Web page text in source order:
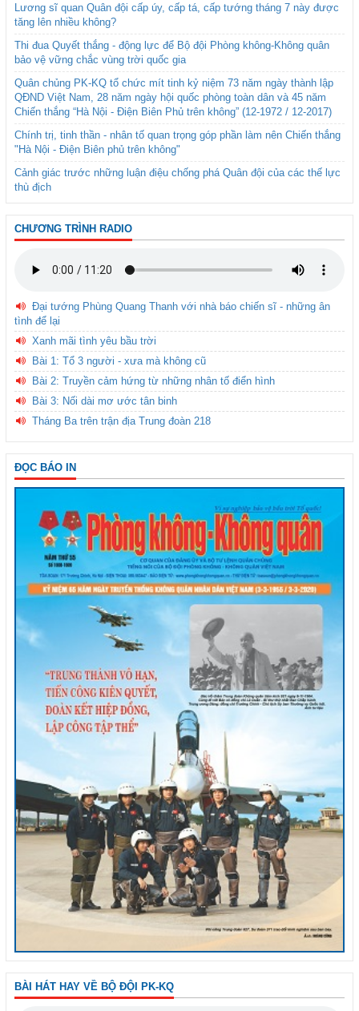
Lương sĩ quan Quân đội cấp úy, cấp tá, cấp tướng tháng 7 này được
tăng lên nhiều không?
Thi đua Quyết thắng - động lực để Bộ đội Phòng không-Không quân
bảo vệ vững chắc vùng trời quốc gia
Quân chủng PK-KQ tổ chức mít tinh kỷ niệm 73 năm ngày thành lập
QĐND Việt Nam, 28 năm ngày hội quốc phòng toàn dân và 45 năm
Chiến thắng “Hà Nội - Điện Biên Phủ trên không” (12-1972 / 12-2017)
Chính trị, tinh thần - nhân tố quan trọng góp phần làm nên Chiến thắng
"Hà Nội - Điện Biên phủ trên không"
Cảnh giác trước những luận điệu chống phá Quân đội của các thế lực
thù địch
CHƯƠNG TRÌNH RADIO
Đại tướng Phùng Quang Thanh với nhà báo chiến sĩ - những ân
tình để lại
Xanh mãi tình yêu bầu trời
Bài 1: Tổ 3 người - xưa mà không cũ
Bài 2: Truyền cảm hứng từ những nhân tố điển hình
Bài 3: Nối dài mơ ước tân binh
Tháng Ba trên trận địa Trung đoàn 218
ĐỌC BÁO IN
BÀI HÁT HAY VỀ BỘ ĐỘI PK-KQ